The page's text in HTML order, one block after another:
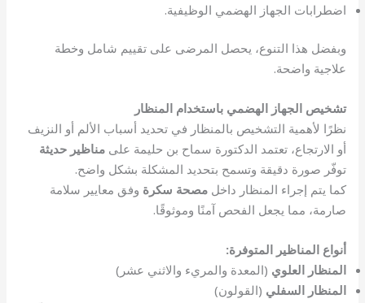
اضطرابات الجهاز الهضمي الوظيفية.
وبفضل هذا التنوع، يحصل المرضى على تقييم شامل وخطة
علاجية واضحة.
تشخيص الجهاز الهضمي باستخدام المنظار
نظرًا لأهمية التشخيص بالمنظار في تحديد أسباب الألم أو النزيف
أو الارتجاع، تعتمد الدكتورة سماح بن حليمة علىمناظير حديثة
توفّر صورة دقيقة وتسمح بتحديد المشكلة بشكل واضح.
كما يتم إجراء المنظار داخلمصحة سكرة وفق معايير سلامة
صارمة، مما يجعل الفحص آمنًا وموثوقًا.
أنواع المناظير المتوفرة:
المنظار العلوي (المعدة والمريء والاثني عشر)
المنظار السفلي (القولون)